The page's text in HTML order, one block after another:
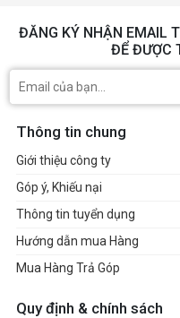
ĐĂNG KÝ NHẬN EMAIL
ĐỂ ĐƯỢC
Thông tin chung
Giới thiệu công ty
Góp ý, Khiếu nại
Thông tin tuyển dụng
Hướng dẫn mua Hàng
Mua Hàng Trả Góp
Quy định & chính sách